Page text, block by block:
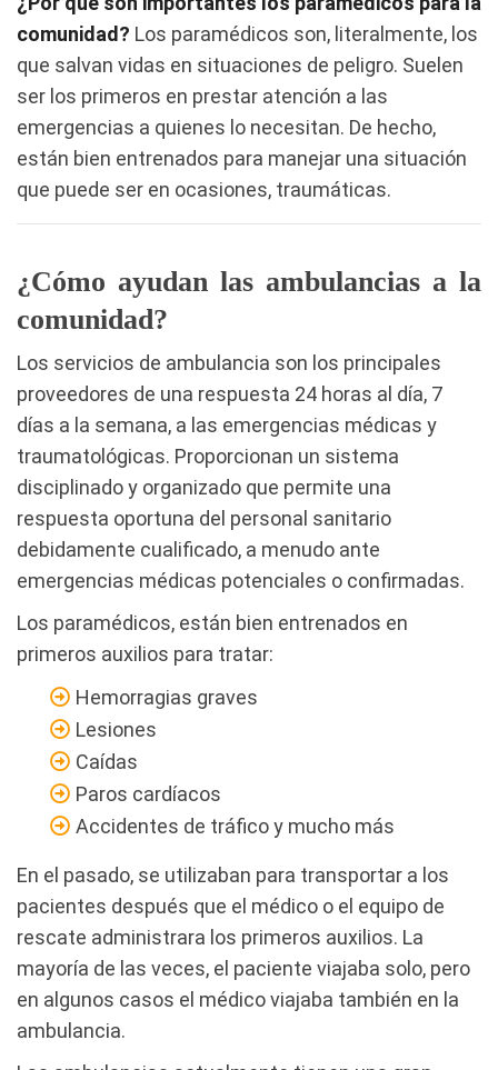
comunidad? Los paramédicos son, literalmente, los
que salvan vidas en situaciones de peligro. Suelen
ser los primeros en prestar atención a las
emergencias a quienes lo necesitan. De hecho,
están bien entrenados para manejar una situación
que puede ser en ocasiones, traumáticas.
¿Cómo ayudan las ambulancias a la
comunidad?
Los servicios de ambulancia son los principales
proveedores de una respuesta 24 horas al día, 7
días a la semana, a las emergencias médicas y
traumatológicas. Proporcionan un sistema
disciplinado y organizado que permite una
respuesta oportuna del personal sanitario
debidamente cualificado, a menudo ante
emergencias médicas potenciales o confirmadas.
Los paramédicos, están bien entrenados en
primeros auxilios para tratar:
Hemorragias graves
Lesiones
Caídas
Paros cardíacos
Accidentes de tráfico y mucho más
En el pasado, se utilizaban para transportar a los
pacientes después que el médico o el equipo de
rescate administrara los primeros auxilios. La
mayoría de las veces, el paciente viajaba solo, pero
en algunos casos el médico viajaba también en la
ambulancia.